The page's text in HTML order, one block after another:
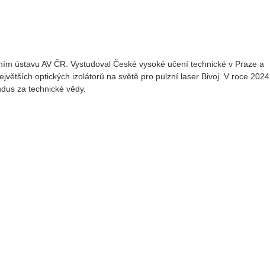
ústavu AV ČR. Vystudoval České vysoké učení technické v Praze a
optických izolátorů na světě pro pulzní laser Bivoj. V roce 2024
za technické vědy.